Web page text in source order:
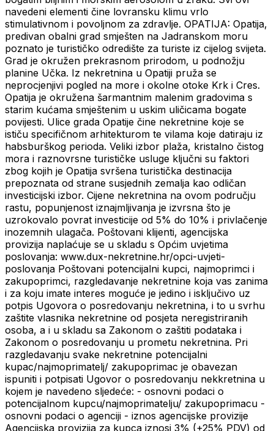
navedeni elementi čine lovransku klimu vrlo
stimulativnom i povoljnom za zdravlje. OPATIJA: Opatija,
predivan obalni grad smješten na Jadranskom moru
poznato je turističko odredište za turiste iz cijelog svijeta.
Grad je okružen prekrasnom prirodom, u podnožju
planine Učka. Iz nekretnina u Opatiji pruža se
neprocjenjivi pogled na more i okolne otoke Krk i Cres.
Opatija je okružena šarmantnim malenim gradovima s
starim kućama smještenim u uskim uličicama bogate
povijesti. Ulice grada Opatije čine nekretnine koje se
ističu specifičnom arhitekturom te vilama koje datiraju iz
habsburškog perioda. Veliki izbor plaža, kristalno čistog
mora i raznovrsne turističke usluge ključni su faktori
zbog kojih je Opatija svršena turistička destinacija
prepoznata od strane susjednih zemalja kao odličan
investicijski izbor. Cijene nekretnina na ovom području
rastu, popunjenost iznajmljivanja je izvrsna što je
uzrokovalo povrat investicije od 5% do 10% i privlačenje
inozemnih ulagača. Poštovani klijenti, agencijska
provizija naplaćuje se u skladu s Općim uvjetima
poslovanja: www.dux-nekretnine.hr/opci-uvjeti-
poslovanja Poštovani potencijalni kupci, najmoprimci i
zakupoprimci, razgledavanje nekretnine koja vas zanima
i za koju imate interes moguće je jedino i isključivo uz
potpis Ugovora o posredovanju nekretnina, i to u svrhu
zaštite vlasnika nekretnine od posjeta neregistriranih
osoba, a i u skladu sa Zakonom o zaštiti podataka i
Zakonom o posredovanju u prometu nekretnina. Pri
razgledavanju svake nekretnine potencijalni
kupac/najmoprimatelj/ zakupoprimac je obavezan
ispuniti i potpisati Ugovor o posredovanju nekkretnina u
kojem je navedeno sljedeće: - osnovni podaci o
potencijalnom kupcu/najmoprimatelju/ zakupoprimacu -
osnovni podaci o agenciji - iznos agencijske provizije
Agencijska provizija za kupca iznosi 3% (+25% PDV) od